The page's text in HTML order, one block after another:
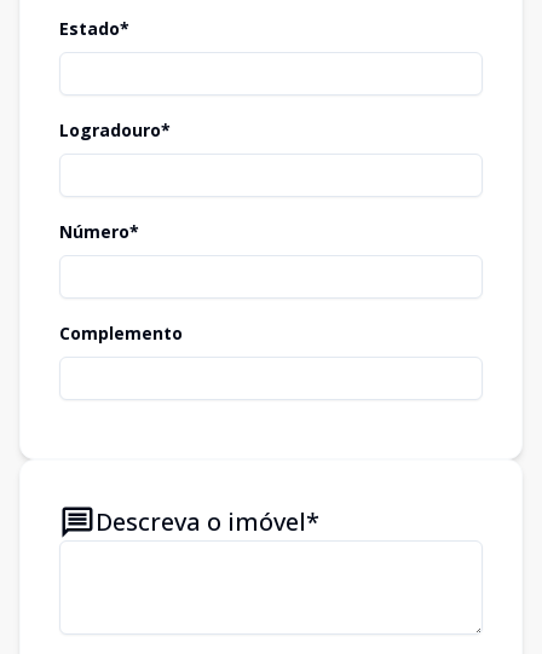
Estado*
Logradouro*
Número*
Complemento
Descreva o imóvel*